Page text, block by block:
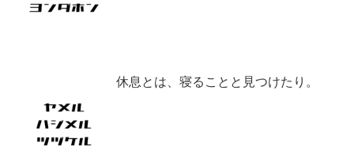
休息とは、寝ることと見つけたり。